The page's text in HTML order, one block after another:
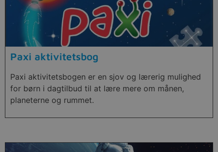
Paxi aktivitetsbog
Paxi aktivitetsbogen er en sjov og lærerig mulighed
for børn i dagtilbud til at lære mere om månen,
planeterne og rummet.